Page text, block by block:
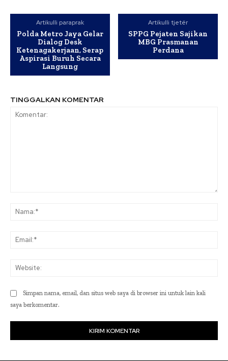
Artikulli paraprak
Polda Metro Jaya Gelar
Dialog Desk
Ketenagakerjaan, Serap
Aspirasi Buruh Secara
Langsung
Artikulli tjetër
SPPG Pejaten Sajikan
MBG Prasmanan
Perdana
TINGGALKAN KOMENTAR
Simpan nama, email, dan situs web saya di browser ini untuk lain kali
saya berkomentar.